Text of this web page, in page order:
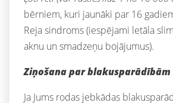
bērniem, kuri jaunāki par 16
Reja sindroms (iespējami letāla
aknu un smadzeņu bojājumus).
Ziņošana par blakusparādībām
Ja Jums rodas jebkādas